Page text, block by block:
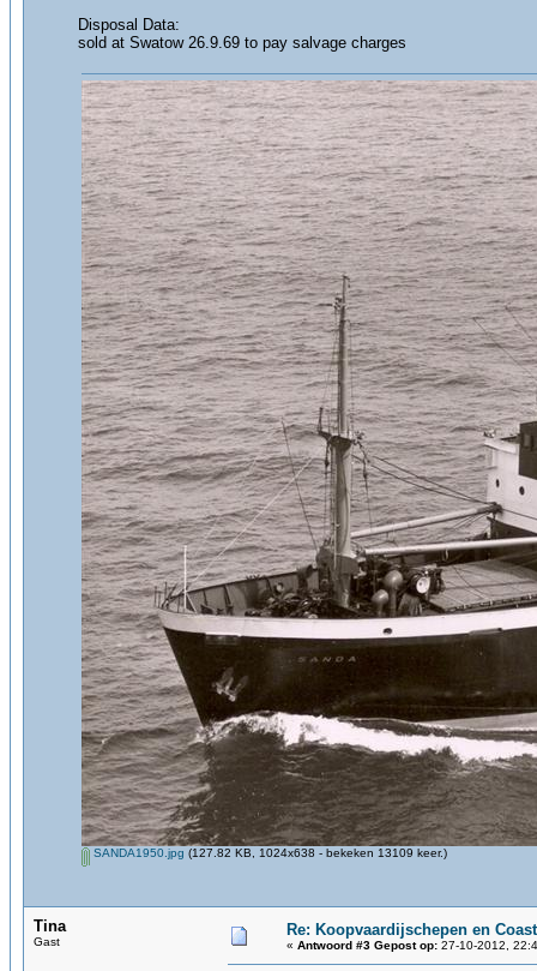
Disposal Data:
sold at Swatow 26.9.69 to pay salvage charges
SANDA1950.jpg (127.82 KB, 1024x638 - bekeken 13109 keer.)
Tina
Gast
Re: Koopvaardijschepen en
« Antwoord #3 Gepost op: 27-10-2012,